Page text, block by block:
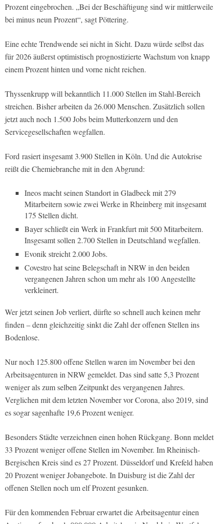
Prozent eingebrochen. „Bei der Beschäftigung sind wir mittlerweile
bei minus neun Prozent“, sagt Pöttering.
Eine echte Trendwende sei nicht in Sicht. Dazu würde selbst das
für 2026 äußerst optimistisch prognostizierte Wachstum von knapp
einem Prozent hinten und vorne nicht reichen.
Thyssenkrupp will bekanntlich 11.000 Stellen im Stahl-Bereich
streichen. Bisher arbeiten da 26.000 Menschen. Zusätzlich sollen
jetzt auch noch 1.500 Jobs beim Mutterkonzern und den
Servicegesellschaften wegfallen.
Ford rasiert insgesamt 3.900 Stellen in Köln. Und die Autokrise
reißt die Chemiebranche mit in den Abgrund:
Ineos macht seinen Standort in Gladbeck mit 279
Mitarbeitern sowie zwei Werke in Rheinberg mit insgesamt
175 Stellen dicht.
Bayer schließt ein Werk in Frankfurt mit 500 Mitarbeitern.
Insgesamt sollen 2.700 Stellen in Deutschland wegfallen.
Evonik streicht 2.000 Jobs.
Covestro hat seine Belegschaft in NRW in den beiden
vergangenen Jahren schon um mehr als 100 Angestellte
verkleinert.
Wer jetzt seinen Job verliert, dürfte so schnell auch keinen mehr
finden – denn gleichzeitig sinkt die Zahl der offenen Stellen ins
Bodenlose.
Nur noch 125.800 offene Stellen waren im November bei den
Arbeitsagenturen in NRW gemeldet. Das sind satte 5,3 Prozent
weniger als zum selben Zeitpunkt des vergangenen Jahres.
Verglichen mit dem letzten November vor Corona, also 2019, sind
es sogar sagenhafte 19,6 Prozent weniger.
Besonders Städte verzeichnen einen hohen Rückgang. Bonn meldet
33 Prozent weniger offene Stellen im November. Im Rheinisch-
Bergischen Kreis sind es 27 Prozent. Düsseldorf und Krefeld haben
20 Prozent weniger Jobangebote. In Duisburg ist die Zahl der
offenen Stellen noch um elf Prozent gesunken.
Für den kommenden Februar erwartet die Arbeitsagentur einen